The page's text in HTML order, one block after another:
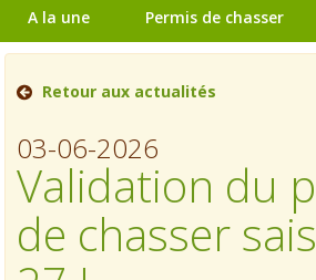
A la une Permis de chasser
Retour aux actualités
03-06-2026
Validation du
de chasser